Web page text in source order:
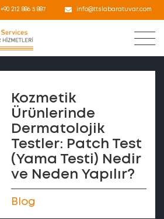
+90 212 886 5 887 info@ttslabaratuvar.com
Kozmetik
Ürünlerinde
Dermatolojik
Testler: Patch Test
(Yama Testi) Nedir
ve Neden Yapılır?
Blog